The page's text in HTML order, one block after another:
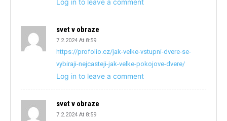
Log in to leave a comment
svet v obraze
7.2.2024 At 8:59
https://profolio.cz/jak-velke-vstupni-dvere-se-
vybiraji-nejcasteji-jak-velke-pokojove-dvere/
Log in to leave a comment
svet v obraze
7.2.2024 At 8:59